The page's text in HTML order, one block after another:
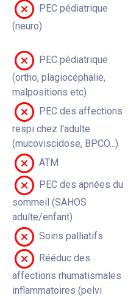
PEC pédiatrique
(neuro)
PEC pédiatrique
(ortho, plagiocéphalie,
malpositions etc)
PEC des affections
respi chez l'adulte
(mucoviscidose, BPCO...)
ATM
PEC des apnées du
sommeil (SAHOS
adulte/enfant)
Soins palliatifs
Rééduc des
affections rhumatismales
inflammatoires (pelvi